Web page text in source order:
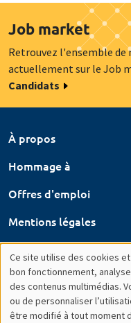
Job market
Retrouvez l'ensemble de
actuellement sur le Job
Candidats
À propos
Hommage à
Offres d'emploi
Mentions légales
Intranet
Utilisation
des
Ce site utilise des cookies
bon fonctionnement,
des contenus multimédias.
ou de personnaliser
être modifié à tout moment